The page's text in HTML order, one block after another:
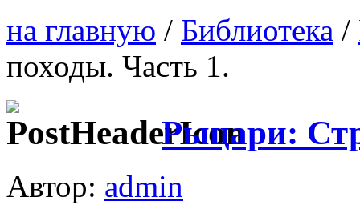
на главную / Библиотека /
походы. Часть 1.
Рыцари:
Автор: admin